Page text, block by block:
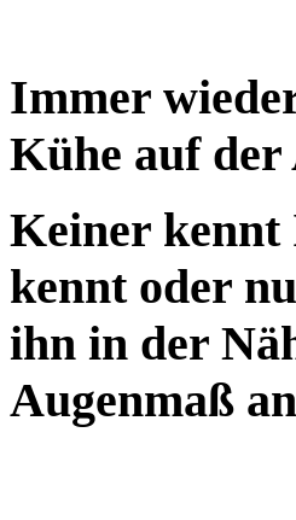
Immer
Kühe auf
Keiner kennt
kennt oder
ihn in der
Augenmaß